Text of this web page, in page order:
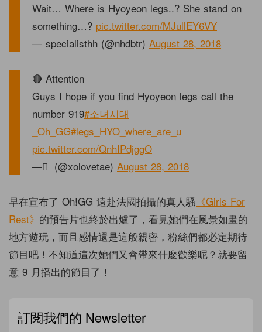
Wait… Where is Hyoyeon legs..? She stand on
something…? pic.twitter.com/MJullEY6VY
— specialisthh (@nhdbtr) August 28, 2018
🔴 Attention
Guys I hope if you find Hyoyeon legs call the
number 919#소녀시대
_Oh_GG#legs_HYO_where_are_u
pic.twitter.com/QnhIPdjggO
— ً (@xolovetae) August 28, 2018
早在宣布了 Oh!GG 遠赴法國拍攝的真人騷 《Girls For
Rest》 的預告片也終於出爐了，看見她們在風景如畫的
地方遊玩，而且感情還是這般親密，粉絲們都必定期待
節目吧！不知道這次她們又會帶來什麼歡樂呢？就要留
意 9 月播出的節目了！
訂閱我們的 Newsletter